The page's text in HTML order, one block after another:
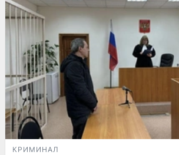
КРИМИНАЛ